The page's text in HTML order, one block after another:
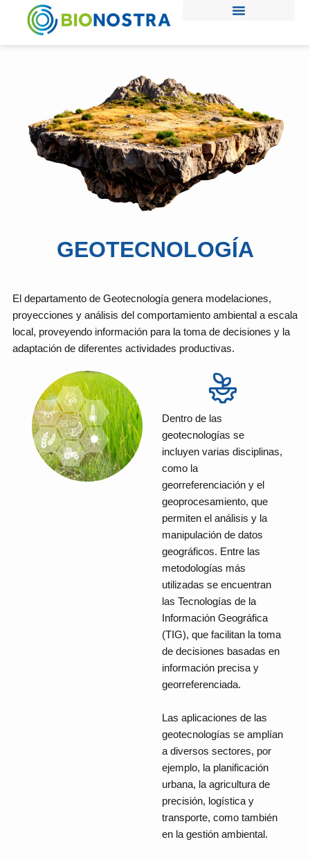
GEOTECNOLOGÍA
El departamento de Geotecnología genera modelaciones,
proyecciones y análisis del comportamiento ambiental a escala
local, proveyendo información para la toma de decisiones y la
adaptación de diferentes actividades productivas.
Dentro de las
geotecnologías se
incluyen varias disciplinas,
como la
georreferenciación y el
geoprocesamiento, que
permiten el análisis y la
manipulación de datos
geográficos. Entre las
metodologías más
utilizadas se encuentran
las Tecnologías de la
Información Geográfica
(TIG), que facilitan la toma
de decisiones basadas en
información precisa y
georreferenciada.
Las aplicaciones de las
geotecnologías se amplían
a diversos sectores, por
ejemplo, la planificación
urbana, la agricultura de
precisión, logística y
transporte, como también
en la gestión ambiental.